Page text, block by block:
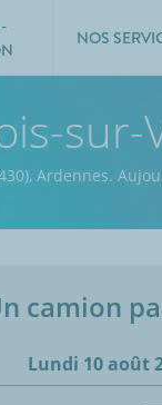
NOS
sur-
Ardennes.
camion
Lundi 10 août